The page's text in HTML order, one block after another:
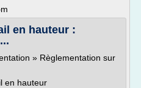
en hauteur :
» Règlementation sur
en hauteur